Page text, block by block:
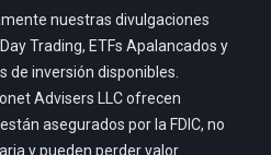
nuestras divulgaciones
Trading, ETFs Apalancados y
de inversión disponibles.
Advisers LLC ofrecen
asegurados por la FDIC, no
y pueden perder valor.